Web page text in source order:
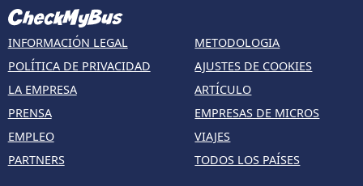
INFORMACIÓN LEGAL
POLÍTICA DE PRIVACIDAD
LA EMPRESA
PRENSA
EMPLEO
PARTNERS
METODOLOGIA
AJUSTES DE COOKIES
ARTÍCULO
EMPRESAS DE MICROS
VIAJES
TODOS LOS PAÍSES